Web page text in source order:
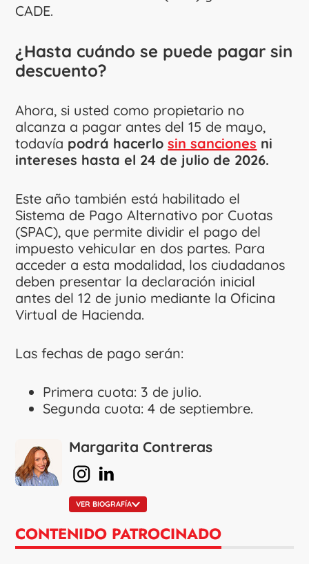
CADE.
¿Hasta cuándo se puede pagar sin
descuento?
Ahora, si usted como propietario no
alcanza a pagar antes del 15 de mayo,
todavía podrá hacerlosin sanciones ni
intereses hasta el 24 de julio de 2026.
Este año también está habilitado el
Sistema de Pago Alternativo por Cuotas
(SPAC), que permite dividir el pago del
impuesto vehicular en dos partes. Para
acceder a esta modalidad, los ciudadanos
deben presentar la declaración inicial
antes del 12 de junio mediante la Oficina
Virtual de Hacienda.
Las fechas de pago serán:
Primera cuota: 3 de julio.
Segunda cuota: 4 de septiembre.
Margarita Contreras
en Instagram
en Linkedin
VER BIOGRAFÍA
CONTENIDO PATROCINADO